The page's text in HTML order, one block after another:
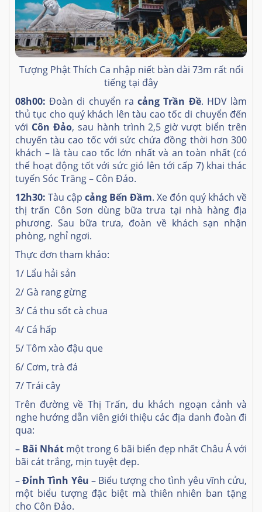
Tượng Phật Thích Ca nhập niết bàn dài 73m rất nổi
tiếng tại đây
08h00: Đoàn di chuyển racảng Trần Đề. HDV làm
thủ tục cho quý khách lên tàu cao tốc di chuyển đến
với Côn Đảo, sau hành trình 2,5 giờ vượt biển trên
chuyến tàu cao tốc với sức chứa đồng thời hơn 300
khách – là tàu cao tốc lớn nhất và an toàn nhất (có
thể hoạt động tốt với sức gió lên tới cấp 7) khai thác
tuyến Sóc Trăng – Côn Đảo.
12h30: Tàu cập cảng Bến Đầm. Xe đón quý khách về
thị trấn Côn Sơn dùng bữa trưa tại nhà hàng địa
phương. Sau bữa trưa, đoàn về khách sạn nhận
phòng, nghỉ ngơi.
Thực đơn tham khảo:
1/ Lẩu hải sản
2/ Gà rang gừng
3/ Cá thu sốt cà chua
4/ Cá hấp
5/ Tôm xào đậu que
6/ Cơm, trà đá
7/ Trái cây
Trên đường về Thị Trấn, du khách ngoạn cảnh và
nghe hướng dẫn viên giới thiệu các địa danh đoàn đi
qua:
– Bãi Nhát một trong 6 bãi biển đẹp nhất Châu Á với
bãi cát trắng, mịn tuyệt đẹp.
–Đỉnh Tình Yêu – Biểu tượng cho tình yêu vĩnh cửu,
một biểu tượng đặc biệt mà thiên nhiên ban tặng
cho Côn Đảo.